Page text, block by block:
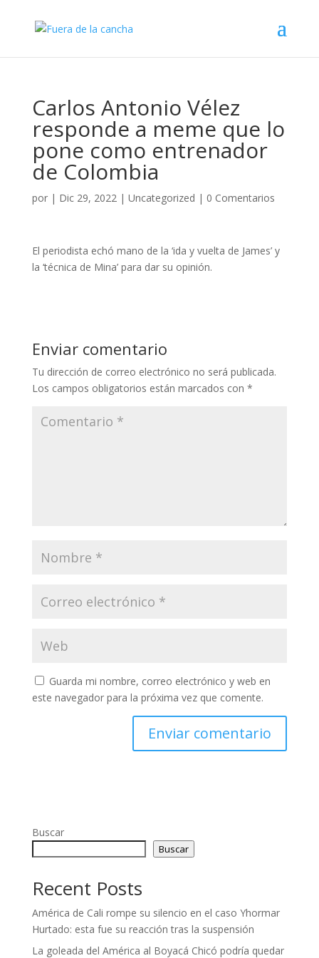
Carlos Antonio Vélez
responde a meme que lo
pone como entrenador
de Colombia
por | Dic 29, 2022| Uncategorized | 0 Comentarios
El periodista echó mano de la ‘ida y vuelta de James’ y
la ‘técnica de Mina’ para dar su opinión.
Enviar comentario
Tu dirección de correo electrónico no será publicada.
Los campos obligatorios están marcados con *
Guarda mi nombre, correo electrónico y web en
este navegador para la próxima vez que comente.
Buscar
Buscar
Recent Posts
América de Cali rompe su silencio en el caso Yhormar
Hurtado: esta fue su reacción tras la suspensión
La goleada del América al Boyacá Chicó podría quedar